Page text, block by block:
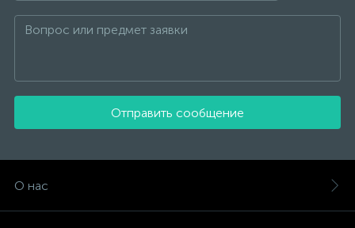
Отправить сообщение
О нас